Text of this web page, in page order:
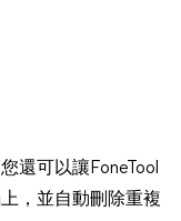
還可以讓FoneTool
，並自動刪除重複